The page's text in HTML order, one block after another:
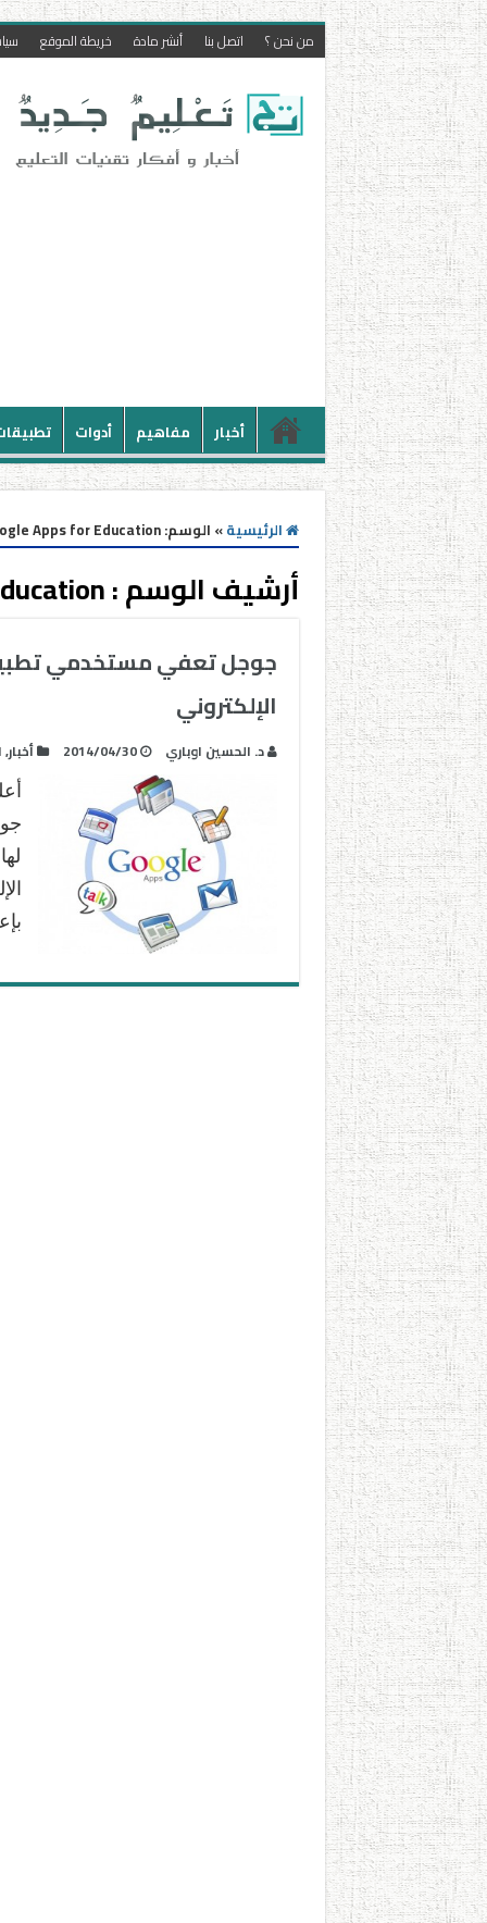
من نحن ؟ اتصل بنا أنشر مادة خريطة الموقع
أخبار مفاهيم أدوات
الرئيسية» الوسم:Apps for Education
أرشيف الوسم :
جوجل تعفي مستخدمي
الإلكتروني
د. الحسين اوباري 2014/04/30 أخبار,